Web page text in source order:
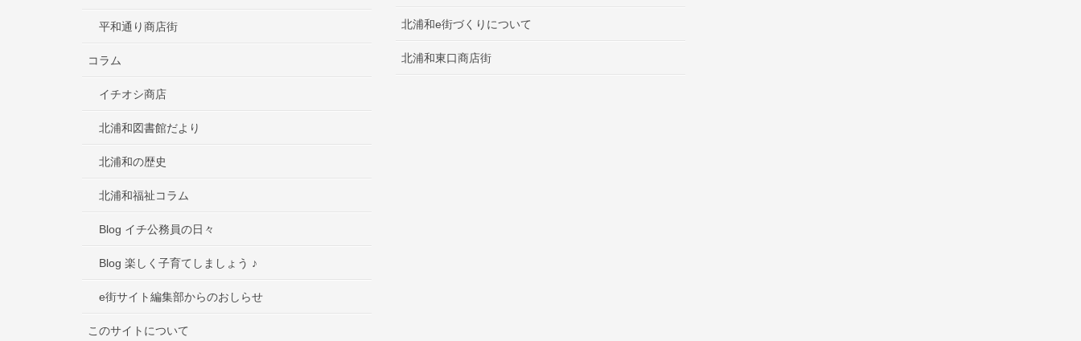
平和通り商店街
コラム
イチオシ商店
北浦和図書館だより
北浦和の歴史
北浦和福祉コラム
Blog イチ公務員の日々
Blog 楽しく子育てしましょう ♪
e街サイト編集部からのおしらせ
このサイトについて
北浦和e街づくりについて
北浦和東口商店街